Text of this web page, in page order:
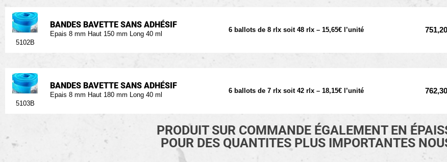
5102B
BANDES BAVETTE SANS ADHÉSIF
Epais 8 mm Haut 150 mm Long 40 ml
6 ballots de 8 rlx soit 48 rlx – 15,65€ l’unité 751,20
5103B
BANDES BAVETTE SANS ADHÉSIF
Epais 8 mm Haut 180 mm Long 40 ml
6 ballots de 7 rlx soit 42 rlx – 18,15€ l’unité 762,30
PRODUIT SUR COMMANDE ÉGALEMENT EN
POUR DES QUANTITES PLUS IMPORTANTES